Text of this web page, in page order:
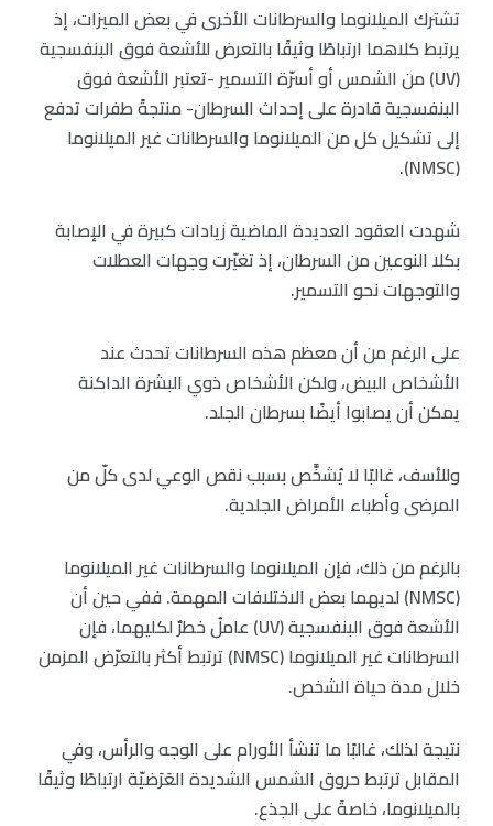
تشترك الميلانوما والسرطانات الأخرى في بعض الميزات، إذ
يرتبط كلاهما ارتباطًا وثيقًا بالتعرض للأشعة فوق البنفسجية
(UV) من الشمس أو أسرّة التسمير -تعتبر الأشعة فوق
البنفسجية قادرة على إحداث السرطان- منتجةً طفرات تدفع
إلى تشكيل كل من الميلانوما والسرطانات غير الميلانوما
(NMSC).
شهدت العقود العديدة الماضية زيادات كبيرة في الإصابة
بكلا النوعين من السرطان، إذ تغيّرت وجهات العطلات
والتوجهات نحو التسمير.
على الرغم من أن معظم هذه السرطانات تحدث عند
الأشخاص البيض، ولكن الأشخاص ذوي البشرة الداكنة
يمكن أن يصابوا أيضًا بسرطان الجلد.
وللأسف، غالبًا لا يُشخَّص بسبب نقص الوعي لدى كلّ من
المرضى وأطباء الأمراض الجلدية.
بالرغم من ذلك، فإن الميلانوما والسرطانات غير الميلانوما
(NMSC) لديهما بعض الاختلافات المهمة. ففي حين أن
الأشعة فوق البنفسجية (UV) عاملُ خطرٌ لكليهما، فإن
السرطانات غير الميلانوما (NMSC) ترتبط أكثر بالتعرّض المزمن
خلال مدة حياة الشخص.
نتيجة لذلك، غالبًا ما تنشأ الأورام على الوجه والرأس، وفي
المقابل ترتبط حروق الشمس الشديدة العَرَضيّة ارتباطًا وثيقًا
بالميلانوما، خاصةً على الجذع.